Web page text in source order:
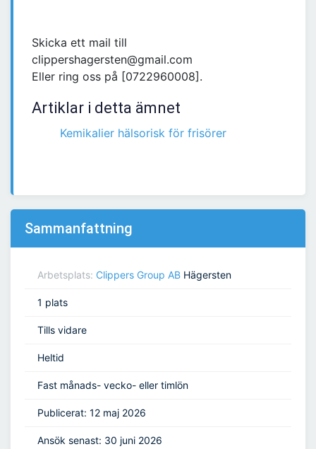
Skicka ett mail till
clippershagersten@gmail.com
Eller ring oss på [0722960008].
Artiklar i detta ämnet
Kemikalier hälsorisk för frisörer
Sammanfattning
Arbetsplats: Clippers Group AB Hägersten
1 plats
Tills vidare
Heltid
Fast månads- vecko- eller timlön
Publicerat: 12 maj 2026
Ansök senast: 30 juni 2026